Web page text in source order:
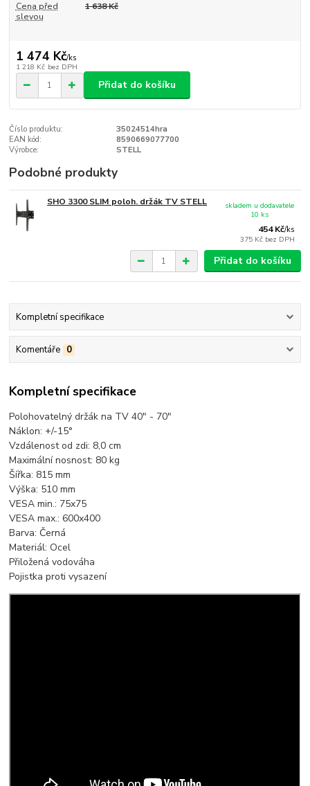
Cena před
slevou
1 638 Kč
1 474 Kč/ks
1 218 Kč bez DPH
Přidat do košíku
Číslo produktu:
35024514hra
EAN kód:
8590669077700
Výrobce:
STELL
Podobné produkty
SHO 3300 SLIM poloh. držák TV STELL
454 Kč/ks
375 Kč bez DPH
skladem u dodavatele
10 ks
Přidat do košíku
Kompletní specifikace
Komentáře 0
Kompletní specifikace
Polohovatelný držák na TV 40" - 70"
Náklon: +/-15°
Vzdálenost od zdi: 8,0 cm
Maximální nosnost: 80 kg
Šířka: 815 mm
Výška: 510 mm
VESA min.: 75x75
VESA max.: 600x400
Barva: Černá
Materiál: Ocel
Přiložená vodováha
Pojistka proti vysazení